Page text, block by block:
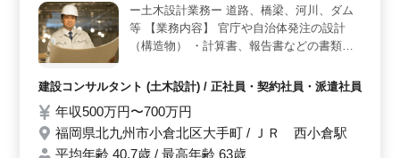
＞ 正社員、契約社員、派遣社員といった雇用形態から
選択が可能です。車通勤が可能であり、さらに社会保険
が完備されているため、安心して働くことができます。
給与面では年収450万円から550万円という魅力的な待遇
ー土木設計業務ー 道路、橋梁、河川、ダム
等 【業務内容】 官庁や自治体発注の設計
（構造物） ・計算書、報告書などの書類作
備考＊ 交通費支給 資格手当支給 単身赴任宿
管理技士資格必須になります ＊50代以上で
発注支援業務経験10年以上条件面優遇いた
します ＊50代以上で土木施工管理業務経験
建設コンサルタント (土木設計) / 正社員・契約社員・派遣社員
年収500万円〜700万円
福岡県北九州市小倉北区大手町 / ＪＲ 西小倉駅
平均年齢 40,7歳 / 最高年齢 63歳